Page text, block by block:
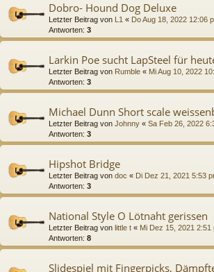
Dobro- Hound Dog Deluxe
Letzter Beitrag von L1 « Do Aug 18, 2022 12:06
Antworten: 3
Larkin Poe sucht LapSteel für
Letzter Beitrag von Rumble « Mi Aug 10, 2022
Antworten: 3
Michael Dunn Short scale
Letzter Beitrag von Johnny « Sa Feb 26, 2022
Antworten: 3
Hipshot Bridge
Letzter Beitrag von doc « Di Dez 21, 2021 5:53
Antworten: 3
National Style O Lötnaht gerissen
Letzter Beitrag von little t « Mi Dez 15, 2021 2:51
Antworten: 8
Slidespiel mit Fingerpicks,